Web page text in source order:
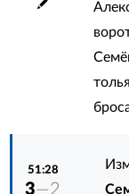
51:28
3—2